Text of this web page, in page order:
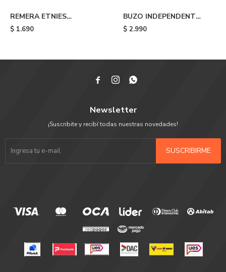
REMERA ETNIES
DYSTOPIA - Black
$ 1.690
BUZO INDEPENDENT
SPANNING FRONT CREW
$ 2.990
  
Newsletter
¡Suscribite y recibí todas nuestras novedades!
SUSCRIBIRME